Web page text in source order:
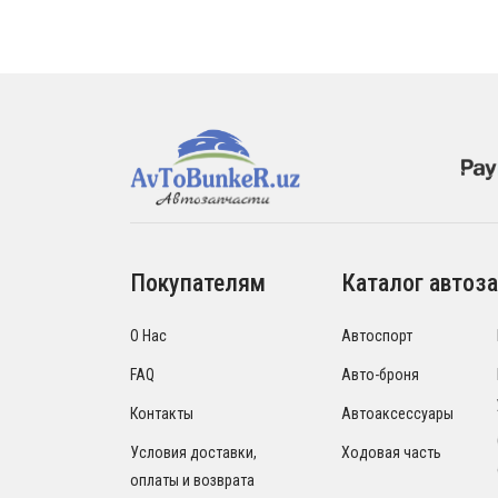
Покупателям
О Нас
FAQ
Контакты
Условия доставки,
оплаты и возврата
Каталог
Автоспорт
Авто-броня
Автоаксессуары
Ходовая часть